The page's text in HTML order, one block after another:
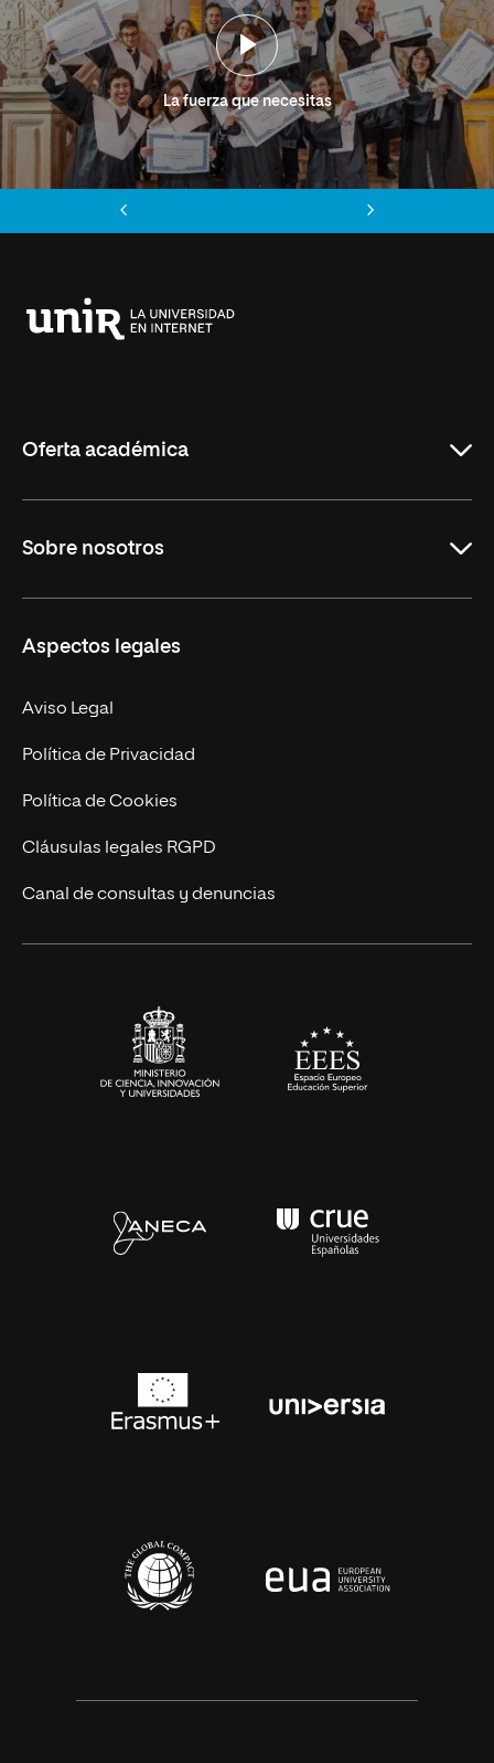
La fuerza que necesitas
Oferta académica
Másteres Oficiales
Doctorados
Experto Universitario
Postgrados
Cursos Universitarios
Sobre nosotros
Facultades
Nuestro Equipo
Trabaja en UNIR
Actualidad
UNIR Revista
Eventos
Aspectos legales
Aviso Legal
Política de Privacidad
Política de Cookies
Cláusulas legales RGPD
Canal de consultas y denuncias